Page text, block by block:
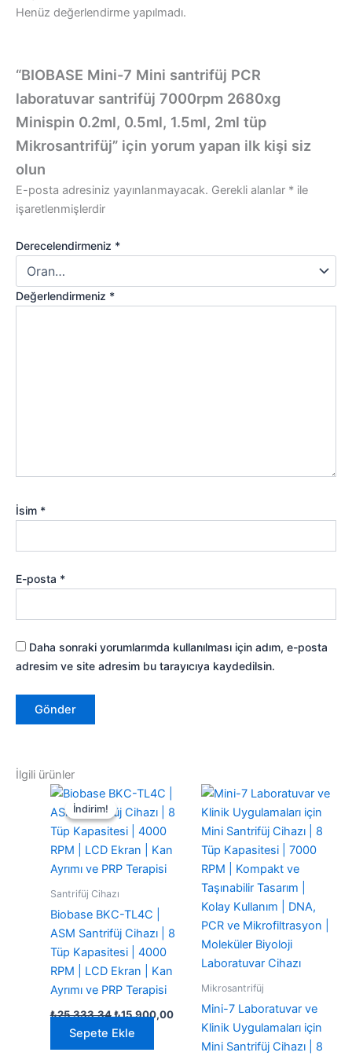
Henüz değerlendirme yapılmadı.
“BIOBASE Mini-7 Mini santrifüj PCR
laboratuvar santrifüj 7000rpm 2680xg
Minispin 0.2ml, 0.5ml, 1.5ml, 2ml tüp
Mikrosantrifüj” için yorum yapan ilk kişi siz
olun
E-posta adresiniz yayınlanmayacak. Gerekli alanlar * ile
işaretlenmişlerdir
Derecelendirmeniz *
Değerlendirmeniz *
İsim *
E-posta *
Daha sonraki yorumlarımda kullanılması için adım, e-posta
adresim ve site adresim bu tarayıcıya kaydedilsin.
İlgili ürünler
İndirim!
İndirim!
Santrifüj Cihazı
Biobase BKC-TL4C |
ASM Santrifüj Cihazı | 8
Tüp Kapasitesi | 4000
RPM | LCD Ekran | Kan
Ayrımı ve PRP Terapisi
₺25.333,34 Orijinal
₺25.333,34.
₺15.900,00Şu
andaki
₺15.900,00.
Sepete Ekle
Mikrosantrifüj
Mini-7 Laboratuvar ve
Klinik Uygulamaları için
Mini Santrifüj Cihazı | 8